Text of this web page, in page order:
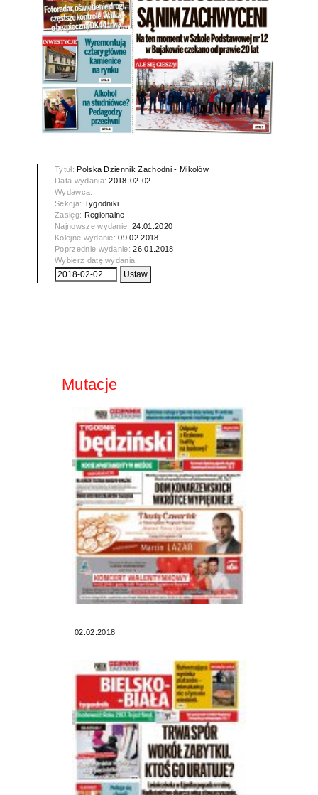
Tytuł:Polska Dziennik Zachodni - Mikołów
Data wydania:2018-02-02
Wydawca:
Sekcja: Tygodniki
Zasięg: Regionalne
Najnowsze wydanie:24.01.2020
Kolejne wydanie:09.02.2018
Poprzednie wydanie:26.01.2018
Wybierz datę wydania:
Mutacje
02.02.2018